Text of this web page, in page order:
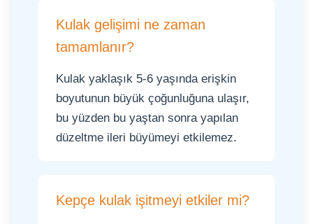
Kulak gelişimi ne zaman
tamamlanır?
Kulak yaklaşık 5-6 yaşında erişkin
boyutunun büyük çoğunluğuna ulaşır,
bu yüzden bu yaştan sonra yapılan
düzeltme ileri büyümeyi etkilemez.
Kepçe kulak işitmeyi etkiler mi?